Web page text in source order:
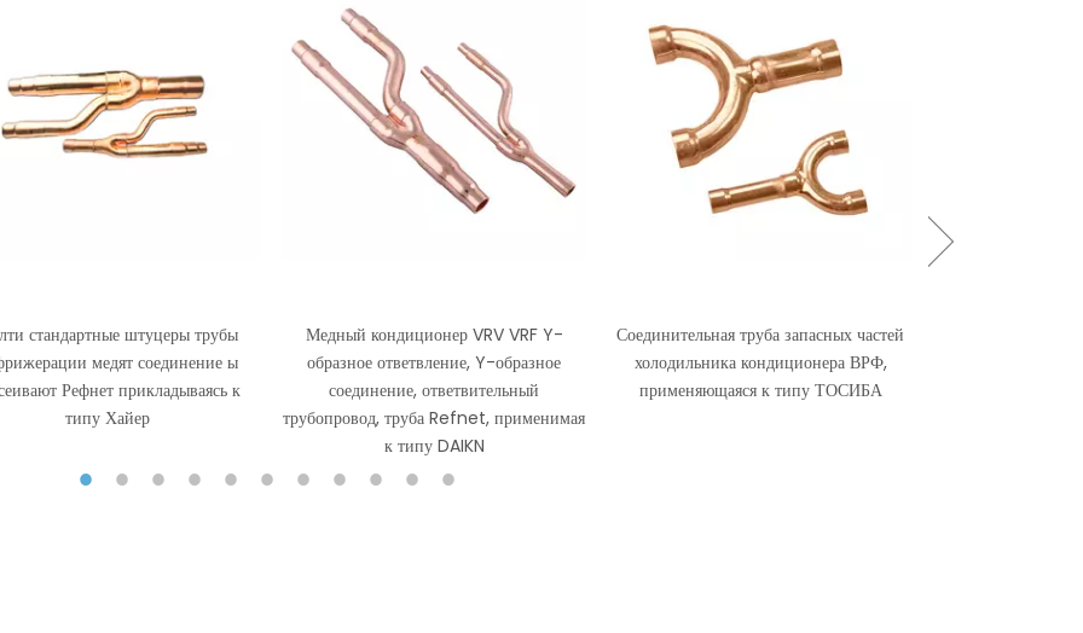
стандартные штуцеры трубы
медят соединение ы
Рефнет прикладываясь к
типу Хайер
Медный кондиционер VRV VRF Y-
образное ответвление, Y-образное
соединение, ответвительный
трубопровод, труба Refnet, применимая
к типу DAIKN
Соединительная труба запасных частей
холодильника кондиционера ВРФ,
применяющаяся к типу ТОСИБА